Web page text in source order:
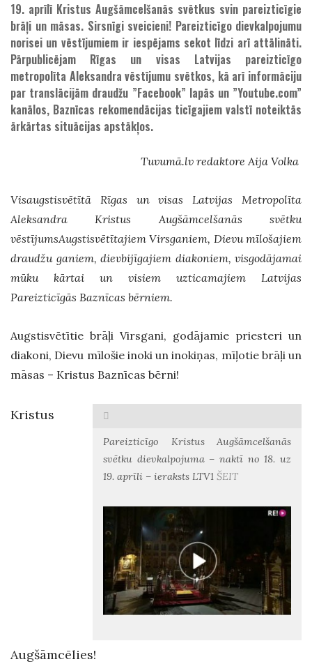
19. aprīlī Kristus Augšāmcelšanās svētkus svin pareizticīgie
brāļi un māsas. Sirsnīgi sveicieni! Pareizticīgo dievkalpojumu
norisei un vēstījumiem ir iespējams sekot līdzi arī attālināti.
Pārpublicējam Rīgas un visas Latvijas pareizticīgo
metropolīta Aleksandra vēstījumu svētkos, kā arī informāciju
par translācijām draudžu ”Facebook” lapās un ”Youtube.com”
kanālos, Baznīcas rekomendācijas ticīgajiem valstī noteiktās
ārkārtas situācijas apstākļos.
Tuvumā.lv redaktore Aija Volka
Visaugstisvētītā Rīgas un visas Latvijas Metropolīta
Aleksandra Kristus Augšāmcelšanās svētku
vēstījumsAugstisvētītajiem Virsganiem, Dievu mīlošajiem
draudžu ganiem, dievbijīgajiem diakoniem, visgodājamai
mūku kārtai un visiem uzticamajiem Latvijas
Pareizticīgās Baznīcas bērniem.
Augstisvētītie brāļi Virsgani, godājamie priesteri un
diakoni, Dievu mīlošie inoki un inokiņas, mīļotie brāļi un
māsas – Kristus Baznīcas bērni!
Pareizticīgo Kristus Augšāmcelšanās
svētku dievkalpojuma – naktī no 18. uz
19. aprīli – ieraksts LTV1 ŠEIT
Kristus
Augšāmcēlies!